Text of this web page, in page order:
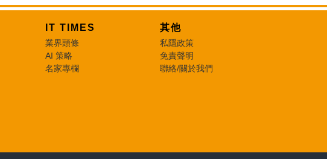
IT TIMES
業界頭條
AI 策略
名家專欄
其他
私隱政策
免責聲明
聯絡/關於我們